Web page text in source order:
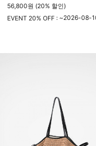
56,800원 (20% 할인)
EVENT 20% OFF : ~2026-08-